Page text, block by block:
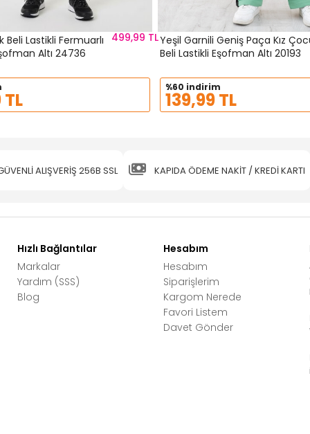
Beli Lastikli Fermuarlı
Cepli Okul Eşofman Altı 24736
499,99 TLYeşil Garnili Geniş Paça Kız
Beli Lastikli Eşofman Altı 20193
%60 indirim
139,99 TL
ALIŞVERİŞ 256B SSL KAPIDA ÖDEME NAKİT / KREDİ KARTI
Hızlı Bağlantılar
Markalar
Yardım (SSS)
Blog
Hesabım
Hesabım
Siparişlerim
Kargom Nerede
Favori Listem
Davet Gönder